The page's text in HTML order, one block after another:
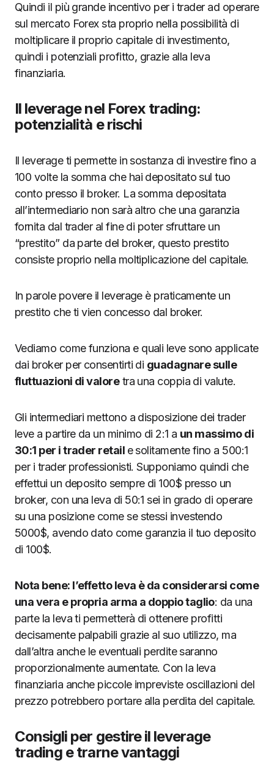
Quindi il più grande incentivo per i trader ad operare
sul mercato Forex sta proprio nella possibilità di
moltiplicare il proprio capitale di investimento,
quindi i potenziali profitto, grazie alla leva
finanziaria.
Il leverage nel Forex trading:
potenzialità e rischi
Il leverage ti permette in sostanza di investire fino a
100 volte la somma che hai depositato sul tuo
conto presso il broker. La somma depositata
all’intermediario non sarà altro che una garanzia
fornita dal trader al fine di poter sfruttare un
“prestito” da parte del broker, questo prestito
consiste proprio nella moltiplicazione del capitale.
In parole povere il leverage è praticamente un
prestito che ti vien concesso dal broker.
Vediamo come funziona e quali leve sono applicate
dai broker per consentirti di guadagnare sulle
fluttuazioni di valoretra una coppia di valute.
Gli intermediari mettono a disposizione dei trader
leve a partire da un minimo di 2:1 a un massimo di
30:1 per i trader retail e solitamente fino a 500:1
per i trader professionisti. Supponiamo quindi che
effettui un deposito sempre di 100$ presso un
broker, con una leva di 50:1 sei in grado di operare
su una posizione come se stessi investendo
5000$, avendo dato come garanzia il tuo deposito
di 100$.
Nota bene: l’effetto leva è da considerarsi come
una vera e propria arma a doppio taglio: da una
parte la leva ti permetterà di ottenere profitti
decisamente palpabili grazie al suo utilizzo, ma
dall’altra anche le eventuali perdite saranno
proporzionalmente aumentate. Con la leva
finanziaria anche piccole impreviste oscillazioni del
prezzo potrebbero portare alla perdita del capitale.
Consigli per gestire il leverage
trading e trarne vantaggi